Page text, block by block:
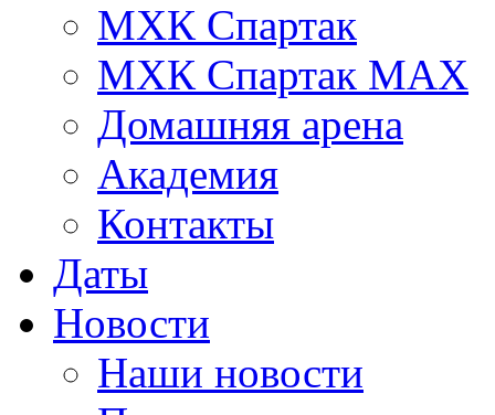
МХК Спартак
МХК Спартак МАХ
Домашняя арена
Академия
Контакты
Даты
Новости
Наши новости